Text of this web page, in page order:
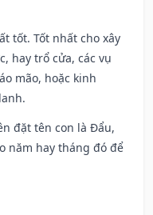
tốt. Tốt nhất cho xây
hay trổ cửa, các vụ
mão, hoặc kinh
đặt tên con là Đẩu,
năm hay tháng đó để